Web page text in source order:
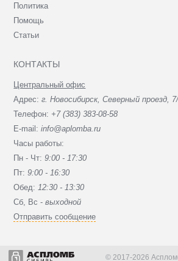
Политика
Помощь
Статьи
КОНТАКТЫ
Центральный офис
Адрес:г. Новосибирск, Северный проезд,
Телефон: +7 (383) 383-08-58
E-mail:info@aplomba.ru
Часы работы:
Пн - Чт:9:00 - 17:30
Пт:9:00 - 16:30
Обед: 12:30 - 13:30
Сб, Вc -выходной
Отправить сообщение
© 2017-2026